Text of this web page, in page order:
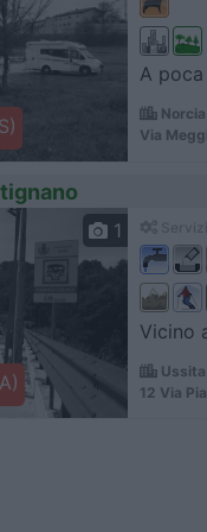
A
Norcia
Via
1
Vicino
Ussita
12 Via